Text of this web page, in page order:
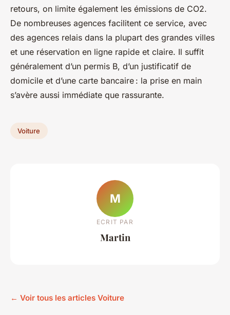
retours, on limite également les émissions de CO2.
De nombreuses agences facilitent ce service, avec
des agences relais dans la plupart des grandes villes
et une réservation en ligne rapide et claire. Il suffit
généralement d’un permis B, d’un justificatif de
domicile et d’une carte bancaire : la prise en main
s’avère aussi immédiate que rassurante.
Voiture
M
ECRIT PAR
Martin
← Voir tous les articles Voiture